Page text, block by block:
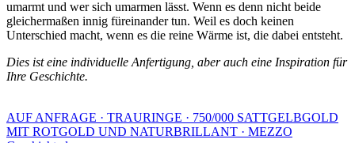
umarmt und wer sich umarmen lässt. Wenn es denn nicht beide
gleichermaßen innig füreinander tun. Weil es doch keinen
Unterschied macht, wenn es die reine Wärme ist, die dabei entsteht.
Dies ist eine individuelle Anfertigung, aber auch eine Inspiration für
Ihre Geschichte.
AUF ANFRAGE · TRAURINGE · 750/000 SATTGELBGOLD
MIT ROTGOLD UND NATURBRILLANT · MEZZO